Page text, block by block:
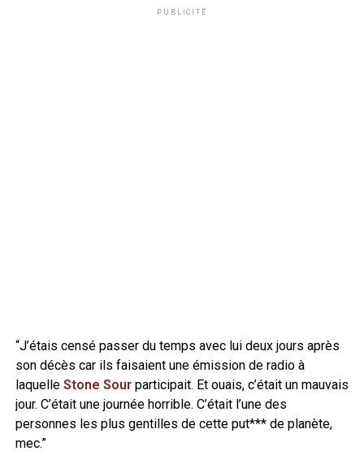
PUBLICITÉ
“J’étais censé passer du temps avec lui deux jours après
son décès car ils faisaient une émission de radio à
laquelle Stone Sourparticipait. Et ouais, c’était un mauvais
jour. C’était une journée horrible. C’était l’une des
personnes les plus gentilles de cette put*** de planète,
mec.”